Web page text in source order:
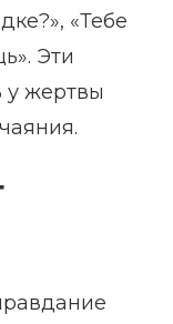
«Тебе
Эти
у жертвы